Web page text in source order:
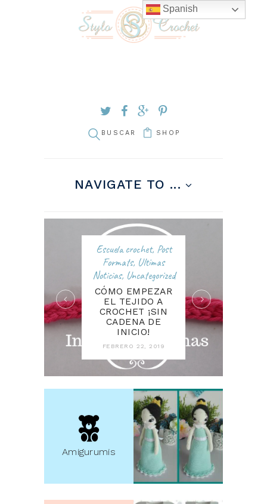
SHOP
NAVIGATE TO ...
Escuela crochet, Post
Formats, Ultimas
Noticias, Uncategorized
CÓMO EMPEZAR
EL TEJIDO A
CROCHET ¡SIN
CADENA DE
INICIO!
FEBRERO 22, 2019
Amigurumis
Spanish